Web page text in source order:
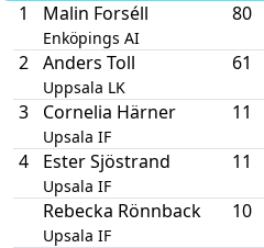
1
Malin Forséll
Enköpings AI
80
2 Anders Toll
Uppsala LK
61
3
Cornelia Härner
Upsala IF
11
4 Ester Sjöstrand
Upsala IF
11
Rebecka Rönnback
Upsala IF
10